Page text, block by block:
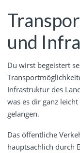
und
Du wirst begeistert
Infrastruktur des
was es dir ganz
gelangen.
Das öffentliche
hauptsächlich durch